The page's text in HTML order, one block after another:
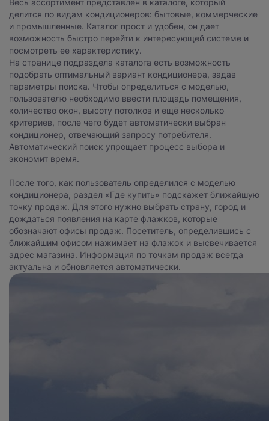
Весь ассортимент представлен в каталоге, который
делится по видам кондиционеров: бытовые, коммерческие
и промышленные. Каталог прост и удобен, он дает
возможность быстро перейти к интересующей системе и
посмотреть ее характеристику.
На странице подраздела каталога есть возможность
подобрать оптимальный вариант кондиционера, задав
параметры поиска. Чтобы определиться с моделью,
пользователю необходимо ввести площадь помещения,
количество окон, высоту потолков и ещё несколько
критериев, после чего будет автоматически выбран
кондиционер, отвечающий запросу потребителя.
Автоматический поиск упрощает процесс выбора и
экономит время.
После того, как пользователь определился с моделью
кондиционера, раздел «Где купить» подскажет ближайшую
точку продаж. Для этого нужно выбрать страну, город и
дождаться появления на карте флажков, которые
обозначают офисы продаж. Посетитель, определившись с
ближайшим офисом нажимает на флажок и высвечивается
адрес магазина. Информация по точкам продаж всегда
актуальна и обновляется автоматически.
Нажимая на кнопку, вы даетесогласие на обработку
персональных данныхи соглашаетесь с
политикой конфиденциальности.